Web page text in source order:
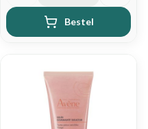
Bestel